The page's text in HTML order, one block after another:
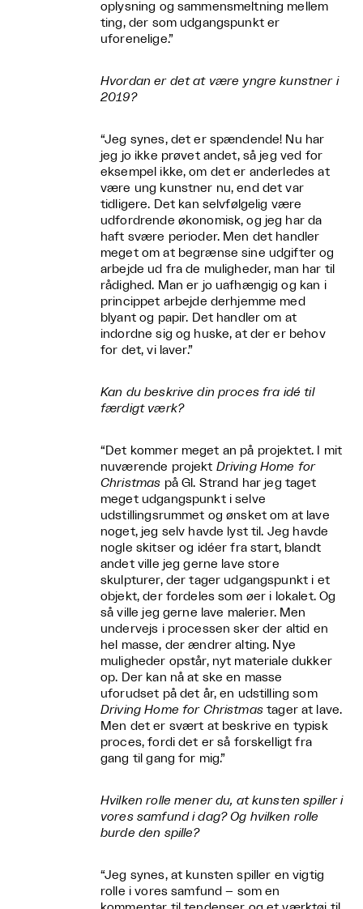
oplysning og sammensmeltning mellem
ting, der som udgangspunkt er
uforenelige.”
Hvordan er det at være yngre kunstner i
2019?
“Jeg synes, det er spændende! Nu har
jeg jo ikke prøvet andet, så jeg ved for
eksempel ikke, om det er anderledes at
være ung kunstner nu, end det var
tidligere. Det kan selvfølgelig være
udfordrende økonomisk, og jeg har da
haft svære perioder. Men det handler
meget om at begrænse sine udgifter og
arbejde ud fra de muligheder, man har til
rådighed. Man er jo uafhængig og kan i
princippet arbejde derhjemme med
blyant og papir. Det handler om at
indordne sig og huske, at der er behov
for det, vi laver.”
Kan du beskrive din proces fra idé til
færdigt værk?
“Det kommer meget an på projektet. I mit
nuværende projekt Driving Home for
Christmas på Gl. Strand har jeg taget
meget udgangspunkt i selve
udstillingsrummet og ønsket om at lave
noget, jeg selv havde lyst til. Jeg havde
nogle skitser og idéer fra start, blandt
andet ville jeg gerne lave store
skulpturer, der tager udgangspunkt i et
objekt, der fordeles som øer i lokalet. Og
så ville jeg gerne lave malerier. Men
undervejs i processen sker der altid en
hel masse, der ændrer alting. Nye
muligheder opstår, nyt materiale dukker
op. Der kan nå at ske en masse
uforudset på det år, en udstilling som
Driving Home for Christmastager at lave.
Men det er svært at beskrive en typisk
proces, fordi det er så forskelligt fra
gang til gang for mig.”
Hvilken rolle mener du, at kunsten spiller i
vores samfund i dag? Og hvilken rolle
burde den spille?
“Jeg synes, at kunsten spiller en vigtig
rolle i vores samfund – som en